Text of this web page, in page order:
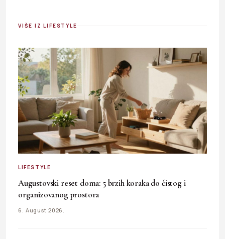
VIŠE IZ LIFESTYLE
LIFESTYLE
Augustovski reset doma: 5 brzih koraka do čistog i
organizovanog prostora
6. August 2026.